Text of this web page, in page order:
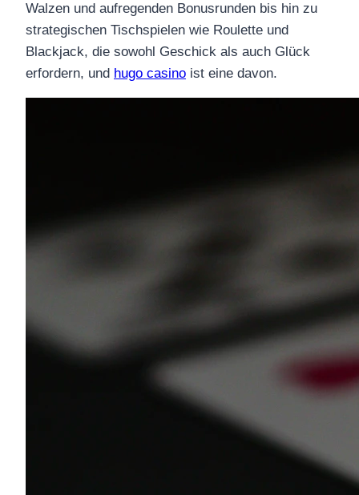
Walzen und aufregenden Bonusrunden bis hin zu
strategischen Tischspielen wie Roulette und
Blackjack, die sowohl Geschick als auch Glück
erfordern, und hugo casino ist eine davon.